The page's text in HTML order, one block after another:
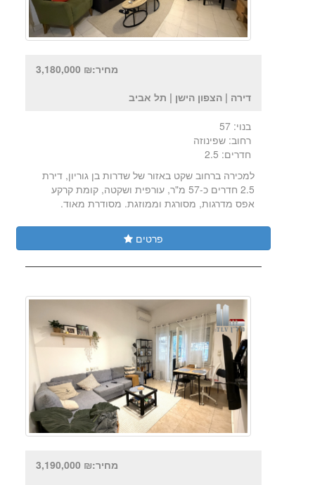
מחיר:₪ 3,180,000
דירה | הצפון הישן | תל אביב
בנוי: 57
רחוב: שפינוזה
חדרים: 2.5
למכירה ברחוב שקט באזור של שדרות בן גוריון, דירת
2.5 חדרים כ-57 מ"ר, עורפית ושקטה, קומת קרקע
אפס מדרגות, מסורגת וממוזגת. מסודרת מאוד.
פרטים
מחיר:₪ 3,190,000